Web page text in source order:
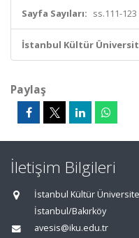
Sayfa Sayıları: ss.111-123
İstanbul Kültür
Paylaş
İletişim Bilgileri
İstanbul Kültür
İstanbul/Bakırköy
avesis@iku.edu.tr